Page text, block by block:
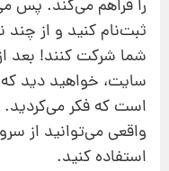
را فراهم می‌کند. پس
ثبت‌نام کنید و از چند
سایت، خواهید دید که
است که فکر می‌کردید.
واقعی می‌توانید از
استفاده کنید.